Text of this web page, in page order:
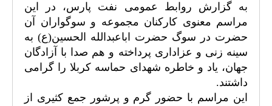
به گزارش روابط عمومی نفت پارس، در این
مراسم معنوی کارکنان مجموعه و سوگواران آن
حضرت در سوگ حضرت اباعبدالله الحسین(ع) به
سینه زنی و عزاداری پرداخته و هم صدا با آزادگان
جهان، یاد و خاطره شهدای حماسه کربلا را گرامی
داشتند.
این مراسم با حضور گرم و پرشور جمع کثیری از